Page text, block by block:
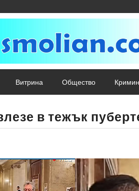
Витрина Общество
в тежък